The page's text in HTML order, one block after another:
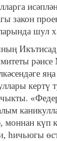
закон
шул
рәисе
кертү
моннан күп
һичьюгы